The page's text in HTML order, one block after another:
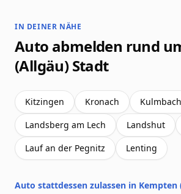
IN DEINER NÄHE
Auto abmelden rund
(Allgäu) Stadt
Kitzingen Kronach
Kulmbach
Landsberg am Lech
Landshut
Lauf an der Pegnitz
Lenting
Auto stattdessen zulassen in Kempten